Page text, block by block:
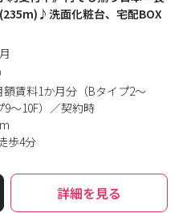
洗面化粧台、宅配BOX
額賃料1か月分（Bタイプ2～
9～10F）／契約時
歩4分
詳細を見る